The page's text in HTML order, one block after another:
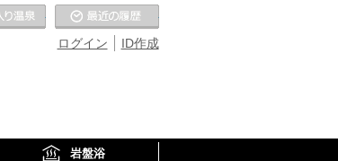
ID作成
ログイン
お気に入りの温泉
岩盤浴